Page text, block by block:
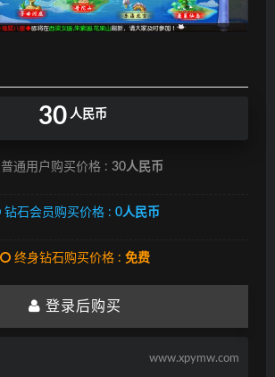
30 人民币
普通用户购买价格 : 30人民币
钻石会员购买价格 : 0人民币
终身钻石购买价格 : 免费
登录后购买
www.xpymw.com